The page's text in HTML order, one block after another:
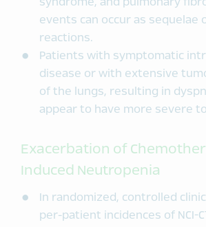
events can occur as sequelae
reactions.
Patients with symptomatic
disease or with extensive
of the lungs, resulting in
appear to have more severe
Exacerbation of
Induced Neutropenia
In randomized, controlled
per-patient incidences of NCI-